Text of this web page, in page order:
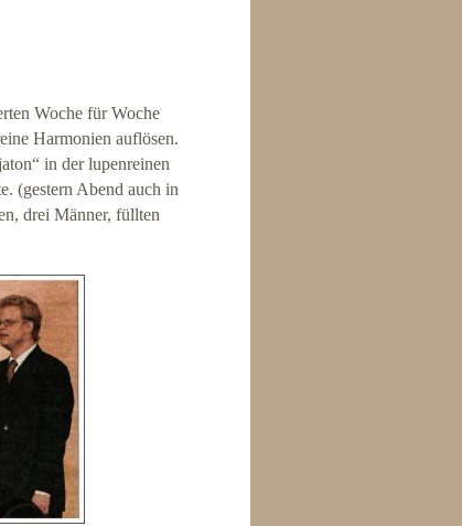
Woche für Woche
Harmonien auflösen.
in der lupenreinen
(gestern Abend auch in
drei Männer, füllten